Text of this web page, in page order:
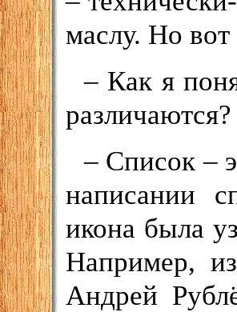
маслу. Но
– Как я
различаются?
– Список –
написании
икона была
Например,
Андрей